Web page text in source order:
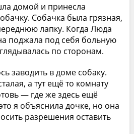
домой и принесла
Собачка была грязная,
лапку. Когда Люда
поджала под себя больную
по сторонам.
заводить в доме собаку.
а тут ещё то комнату
— где же здесь ещё
я объяснила дочке, но она
разрешения оставить